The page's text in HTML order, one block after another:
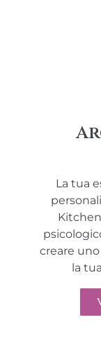
La tua
creare
la